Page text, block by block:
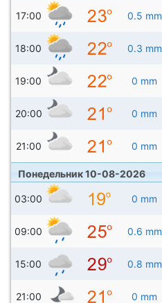
17:00 0.5 mm
18:00 0.3 mm
19:00 0 mm
20:00 0 mm
21:00 0 mm
Понедельник 10-08-2026
03:00 0 mm
09:00 0.6 mm
15:00 0.8 mm
21:00 0 mm